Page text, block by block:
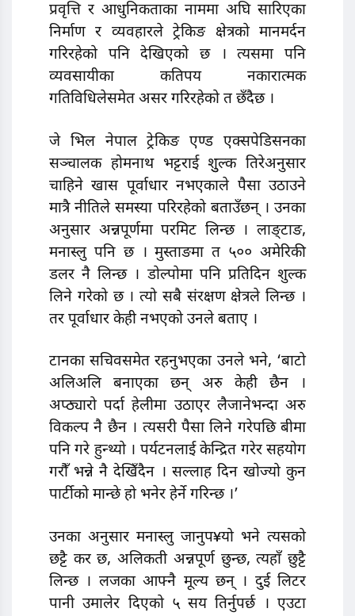
प्रवृत्ति र आधुनिकताका नाममा अघि सारिएका
निर्माण र व्यवहारले ट्रेकिङ क्षेत्रको मानमर्दन
गरिरहेको पनि देखिएको छ । त्यसमा पनि
व्यवसायीका कतिपय नकारात्मक
गतिविधिलेसमेत असर गरिरहेको त छँदैछ ।
जे भिल नेपाल ट्रेकिङ एण्ड एक्सपेडिसनका
सञ्चालक होमनाथ भट्टराई शुुल्क तिरेअनुसार
चाहिने खास पूर्वाधार नभएकाले पैसा उठाउने
मात्रै नीतिले समस्या परिरहेको बताउँछन् । उनका
अनुसार अन्नपूर्णमा परमिट लिन्छ । लाङ्टाङ,
मनास्लु पनि छ । मुस्ताङमा त ५०० अमेरिकी
डलर नै लिन्छ । डोल्पोमा पनि प्रतिदिन शुल्क
लिने गरेको छ । त्यो सबै संरक्षण क्षेत्रले लिन्छ ।
तर पूर्वाधार केही नभएको उनले बताए ।
टानका सचिवसमेत रहनुभएका उनले भने, ‘बाटो
अलिअलि बनाएका छन् अरु केही छैन ।
अप्ठ्यारो पर्दा हेलीमा उठाएर लैजानेभन्दा अरु
विकल्प नै छैन । त्यसरी पैसा लिने गरेपछि बीमा
पनि गरे हुन्थ्यो । पर्यटनलाई केन्द्रित गरेर सहयोग
गरौँ भन्ने नै देखिँदैन । सल्लाह दिन खोज्यो कुन
पार्टीको मान्छे हो भनेर हेर्ने गरिन्छ ।’
उनका अनुसार मनास्लु जानुप¥यो भने त्यसको
छट्टै कर छ, अलिकती अन्नपूर्ण छुन्छ, त्यहाँ छुट्टै
लिन्छ । लजका आफ्नै मूल्य छन् । दुई लिटर
पानी उमालेर दिएको ५ सय तिर्नुपर्छ । एउटा